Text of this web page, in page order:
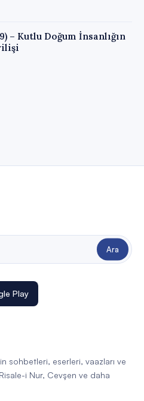
– Kutlu Doğum İnsanlığın
Ara
Play
sohbetleri, eserleri, vaazları ve
i Nur, Cevşen ve daha